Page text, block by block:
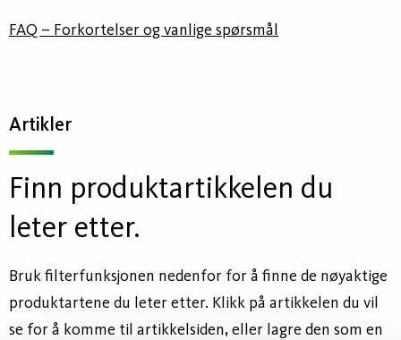
FAQ – Forkortelser og vanlige spørsmål
Artikler
Finn produktartikkelen du
leter etter.
Bruk filterfunksjonen nedenfor for å finne de nøyaktige
produktartene du leter etter. Klikk på artikkelen du vil
se for å komme til artikkelsiden, eller lagre den som en